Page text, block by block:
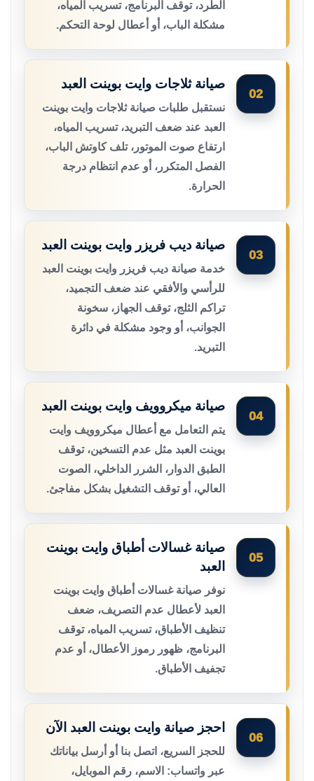
الطرد، توقف البرنامج، تسريب المياه،
مشكلة الباب، أو أعطال لوحة التحكم.
02
صيانة ثلاجات وايت بوينت العبد
نستقبل طلبات صيانة ثلاجات وايت بوينت
العبد عند ضعف التبريد، تسريب المياه،
ارتفاع صوت الموتور، تلف كاوتش الباب،
الفصل المتكرر، أو عدم انتظام درجة
الحرارة.
03
صيانة ديب فريزر وايت بوينت العبد
خدمة صيانة ديب فريزر وايت بوينت العبد
للرأسي والأفقي عند ضعف التجميد،
تراكم الثلج، توقف الجهاز، سخونة
الجوانب، أو وجود مشكلة في دائرة
التبريد.
04
صيانة ميكروويف وايت بوينت العبد
يتم التعامل مع أعطال ميكروويف وايت
بوينت العبد مثل عدم التسخين، توقف
الطبق الدوار، الشرر الداخلي، الصوت
العالي، أو توقف التشغيل بشكل مفاجئ.
05
صيانة غسالات أطباق وايت بوينت
العبد
نوفر صيانة غسالات أطباق وايت بوينت
العبد لأعطال عدم التصريف، ضعف
تنظيف الأطباق، تسريب المياه، توقف
البرنامج، ظهور رموز الأعطال، أو عدم
تجفيف الأطباق.
06
احجز صيانة وايت بوينت العبد الآن
للحجز السريع، اتصل بنا أو أرسل بياناتك
عبر واتساب: الاسم، رقم الموبايل،